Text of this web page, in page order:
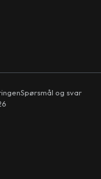
Spørsmål og svar